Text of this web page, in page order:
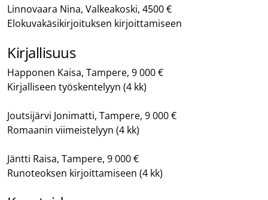
Linnovaara Nina, Valkeakoski, 4500 €
Elokuvakäsikirjoituksen kirjoittamiseen
Kirjallisuus
Happonen Kaisa, Tampere, 9 000 €
Kirjalliseen työskentelyyn (4 kk)
Joutsijärvi Jonimatti, Tampere, 9 000 €
Romaanin viimeistelyyn (4 kk)
Jäntti Raisa, Tampere, 9 000 €
Runoteoksen kirjoittamiseen (4 kk)